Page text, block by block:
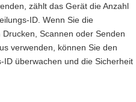
zählt das Gerät die Anzahl
ID. Wenn Sie die
Scannen oder Senden
verwenden, können Sie den
ID überwachen und die Sicherheit